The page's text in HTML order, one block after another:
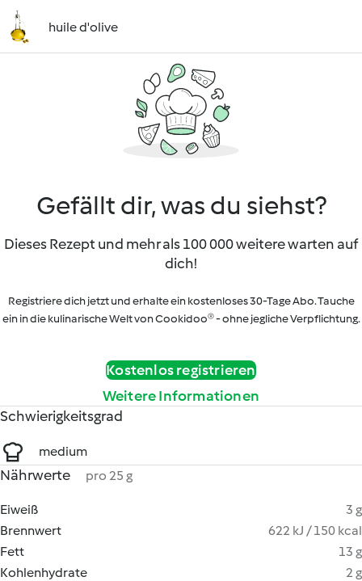
huile d'olive
Gefällt dir, was du siehst?
Dieses Rezept und mehr als 100 000 weitere warten auf
dich!
Registriere dich jetzt und erhalte ein kostenloses 30-Tage Abo. Tauche
ein in die kulinarische Welt von Cookidoo® - ohne jegliche Verpflichtung.
Kostenlos registrieren
Weitere Informationen
Schwierigkeitsgrad
medium
Nährwerte pro 25 g
Eiweiß
3 g
Brennwert
622 kJ / 150 kcal
Fett
13 g
Kohlenhydrate
2 g